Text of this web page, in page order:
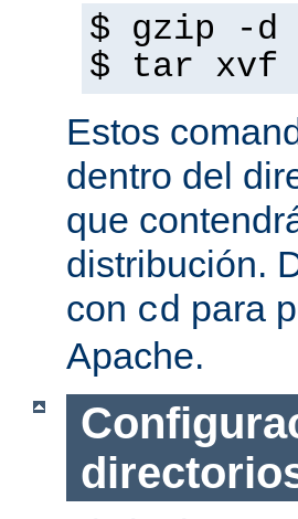
$ gzip -d
$ tar xvf
Estos
dentro del
que
distribución.
con cd para
Apache.